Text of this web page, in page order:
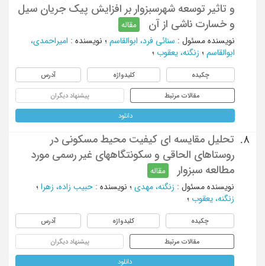
و تاثیر توسعه شهرسبزوار بر افزایش پیک جریان سیل
و خسارت ناشی از آن
مقاله
نویسنده مسئول : سنائی فرد، ابوالقاسم ؛ نویسنده : امیراحمدی،
ابوالقاسم ؛ زنگنه، یعقوب ؛
چکیده کلیدواژه آدرس
مقالات مرتبط پیشنهاد دیگران
دانلود
8.
تحلیل مقایسه ای کیفیت محیط مسکونی در
روستاهای الحاقی و سکونتگاههای غیر رسمی مورد
مطالعه سبزوار
مقاله
نویسنده مسئول : زنگنه، مهدی ؛ نویسنده : حبیب زاده، زهرا ؛
زنگنه، یعقوب ؛
چکیده کلیدواژه آدرس
مقالات مرتبط پیشنهاد دیگران
دانلود